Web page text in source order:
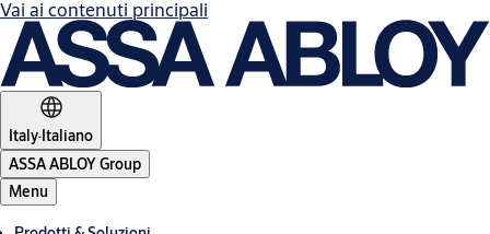
Vai ai contenuti principali
Italy·Italiano
ASSA ABLOY Group
Menu